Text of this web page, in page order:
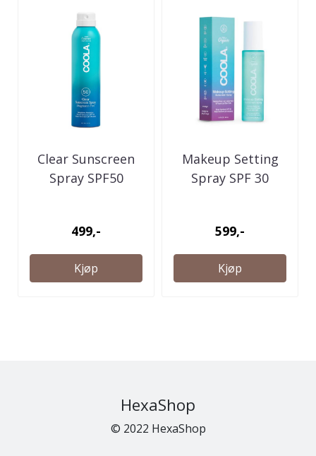
Clear Sunscreen
Spray SPF50
499,-
Kjøp
Makeup Setting
Spray SPF 30
599,-
Kjøp
HexaShop
© 2022 HexaShop